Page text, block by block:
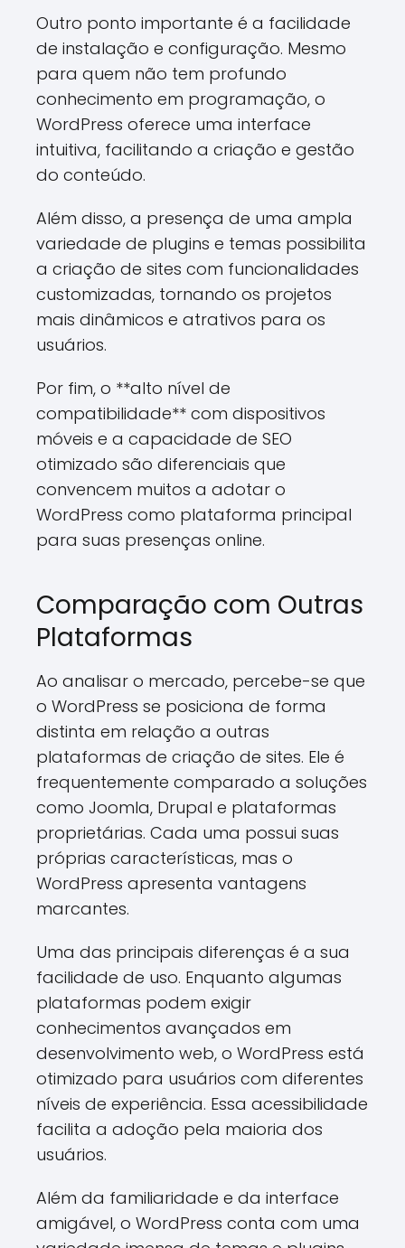
Outro ponto importante é a facilidade
de instalação e configuração. Mesmo
para quem não tem profundo
conhecimento em programação, o
WordPress oferece uma interface
intuitiva, facilitando a criação e gestão
do conteúdo.
Além disso, a presença de uma ampla
variedade de plugins e temas possibilita
a criação de sites com funcionalidades
customizadas, tornando os projetos
mais dinâmicos e atrativos para os
usuários.
Por fim, o **alto nível de
compatibilidade** com dispositivos
móveis e a capacidade de SEO
otimizado são diferenciais que
convencem muitos a adotar o
WordPress como plataforma principal
para suas presenças online.
Comparação com Outras
Plataformas
Ao analisar o mercado, percebe-se que
o WordPress se posiciona de forma
distinta em relação a outras
plataformas de criação de sites. Ele é
frequentemente comparado a soluções
como Joomla, Drupal e plataformas
proprietárias. Cada uma possui suas
próprias características, mas o
WordPress apresenta vantagens
marcantes.
Uma das principais diferenças é a sua
facilidade de uso. Enquanto algumas
plataformas podem exigir
conhecimentos avançados em
desenvolvimento web, o WordPress está
otimizado para usuários com diferentes
níveis de experiência. Essa acessibilidade
facilita a adoção pela maioria dos
usuários.
Além da familiaridade e da interface
amigável, o WordPress conta com uma